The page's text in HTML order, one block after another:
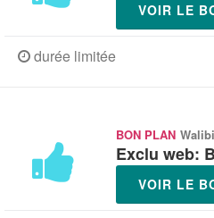
VOIR LE
durée limitée
BON PLAN
Exclu web:
VOIR LE